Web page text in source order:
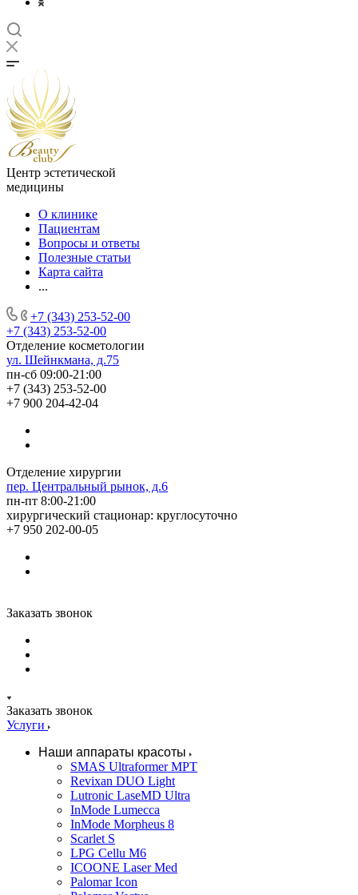
Центр эстетической
медицины
О клинике
Пациентам
Вопросы и ответы
Полезные статьи
Карта сайта
...
+7 (343) 253-52-00
+7 (343) 253-52-00
Отделение косметологии
ул. Шейнкмана, д.75
пн-сб 09:00-21:00
+7 (343) 253-52-00
+7 900 204-42-04
Отделение хирургии
пер. Центральный рынок, д.6
пн-пт 8:00-21:00
хирургический стационар: круглосуточно
+7 950 202-00-05
Заказать звонок
Заказать звонок
Услуги
Наши аппараты красоты
SMAS Ultraformer MPT
Revixan DUO Light
Lutronic LaseMD Ultra
InMode Lumecca
InMode Morpheus 8
Scarlet S
LPG Cellu M6
ICOONE Laser Med
Palomar Icon